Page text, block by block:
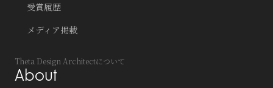
受賞履歴
メディア掲載
Theta Design Architectについて
About